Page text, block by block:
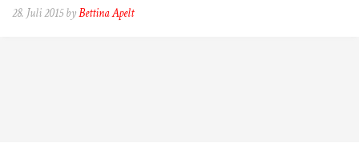
28. Juli 2015 byBettina Apelt